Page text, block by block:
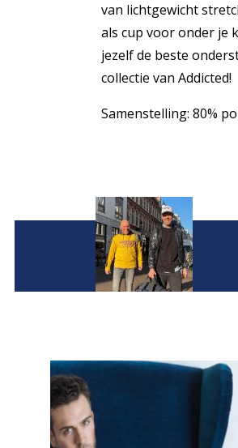
van lichtgewicht
als cup voor onder je
jezelf de beste
collectie van Addicted!
Samenstelling: 80%